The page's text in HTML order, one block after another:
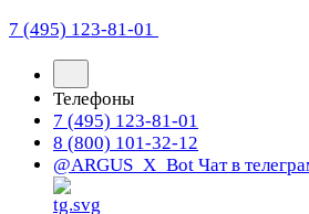
7 (495) 123-81-01
Телефоны
7 (495) 123-81-01
8 (800) 101-32-12
@ARGUS_X_Bot Чат в